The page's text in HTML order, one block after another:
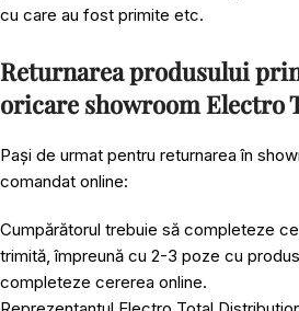
cu care au fost primite etc.
Returnarea produsului
oricare showroom Electro
Pași de urmat pentru returnarea în
comandat online:
Cumpărătorul trebuie să completeze
trimită, împreună cu 2-3 poze cu
completeze cererea online.